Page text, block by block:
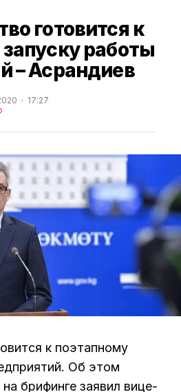
готовится к
работы
– Асрандиев
17:27
к поэтапному
Об этом
брифинге заявил вице-